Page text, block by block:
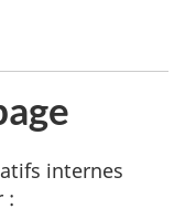
internes
:
en bas de page